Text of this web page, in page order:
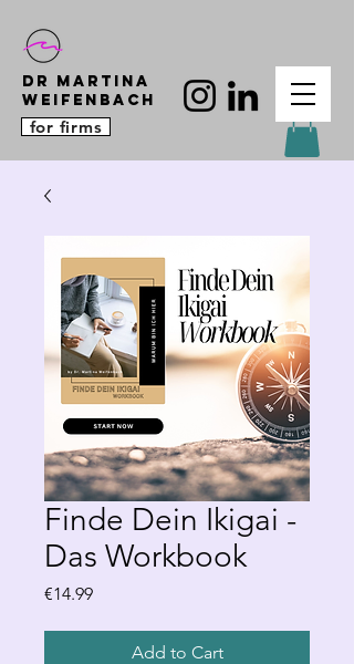
DR MARTINA
WEIFENBACH
for firms
Finde Dein Ikigai -
Das Workbook
€14.99Price
Add to Cart